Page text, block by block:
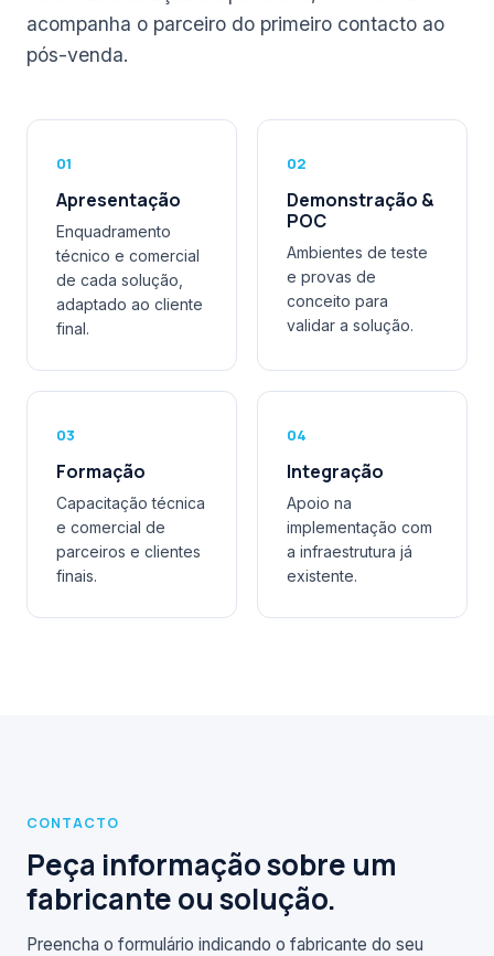
acompanha o parceiro do primeiro contacto ao
pós-venda.
01
Apresentação
Enquadramento
técnico e comercial
de cada solução,
adaptado ao cliente
final.
02
Demonstração &
POC
Ambientes de teste
e provas de
conceito para
validar a solução.
03
Formação
Capacitação técnica
e comercial de
parceiros e clientes
finais.
04
Integração
Apoio na
implementação com
a infraestrutura já
existente.
CONTACTO
Peça informação sobre um
fabricante ou solução.
Preencha o formulário indicando o fabricante do seu